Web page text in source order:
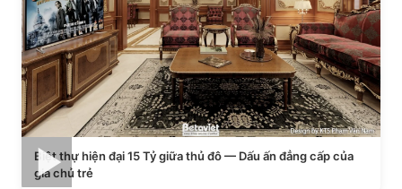
Biệt thự hiện đại 15 Tỷ giữa thủ đô — Dấu ấn đẳng cấp của
gia chủ trẻ